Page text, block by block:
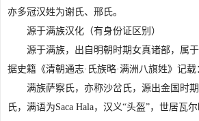
亦多冠汉姓为谢氏、邢氏。
源于满族汉化（有身份证区别）
源于满族，出自明朝时期女真诸部，属
据史籍《清朝通志·氏族略·满洲八旗姓》记载
满族萨察氏，亦称沙岔氏，源出金国时
氏，满语为Saca Hala，汉义“头盔”，世居瓦